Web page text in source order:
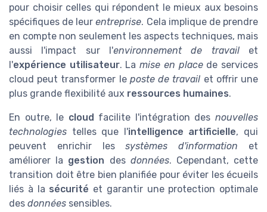
pour choisir celles qui répondent le mieux aux besoins
spécifiques de leurentreprise. Cela implique de prendre
en compte non seulement les aspects techniques, mais
aussi l'impact sur l'environnement de travailet
l'expérience utilisateur. Lamise en placede services
cloud peut transformer le poste de travail et offrir une
plus grande flexibilité aux ressources humaines.
En outre, le cloud facilite l'intégration desnouvelles
technologies telles que l'intelligence artificielle, qui
peuvent enrichir lessystèmes d'information et
améliorer la gestion des données. Cependant, cette
transition doit être bien planifiée pour éviter les écueils
liés à la sécurité et garantir une protection optimale
des données sensibles.